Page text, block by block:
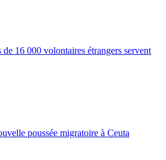
16 000 volontaires étrangers servent
poussée migratoire à Ceuta